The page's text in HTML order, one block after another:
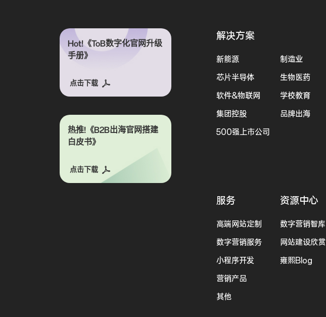
Hot!《ToB数字化官网升级
手册》
点击下载
热推!《B2B出海官网搭建
白皮书》
点击下载
解决方案
新能源
制造业
芯片半导体
生物医药
软件&物联网
学校教育
集团控股
品牌出海
500强上市公司
服务
高端网站定制
数字营销服务
小程序开发
营销产品
其他
资源中心
数字营销智库
网站建设欣赏
雍熙Blog